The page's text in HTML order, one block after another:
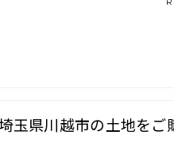
埼玉県川越市の土地をご